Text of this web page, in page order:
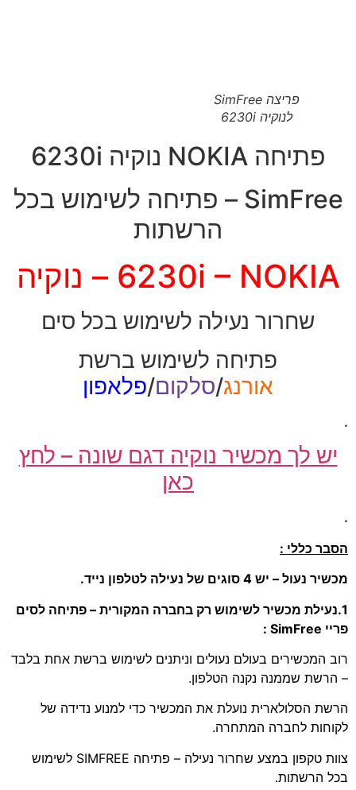
פריצה SimFree
לנוקיה 6230i
פתיחה NOKIA נוקיה 6230i
SimFree – פתיחה לשימוש בכל
הרשתות
6230i – NOKIA – נוקיה
שחרור נעילה לשימוש בכל סים
פתיחה לשימוש ברשת
אורנג/סלקום/פלאפון
.
יש לך מכשיר נוקיה דגם שונה – לחץ
כאן
.
הסבר כללי :
מכשיר נעול – יש 4 סוגים של נעילה לטלפון נייד.
1.נעילת מכשיר לשימוש רק בחברה המקורית – פתיחה לסים
פריי SimFree :
רוב המכשירים בעולם נעולים וניתנים לשימוש ברשת אחת בלבד
– הרשת שממנה נקנה הטלפון.
הרשת הסלולארית נועלת את המכשיר כדי למנוע נדידה של
לקוחות לחברה המתחרה.
צוות טקפון במצע שחרור נעילה – פתיחה SIMFREE לשימוש
בכל הרשתות.